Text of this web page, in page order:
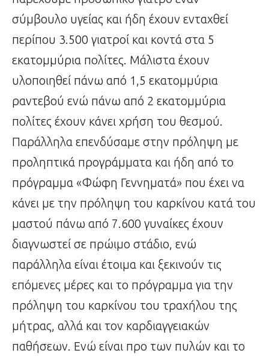
σύμβουλο υγείας και ήδη έχουν ενταχθεί
περίπου 3.500 γιατροί και κοντά στα 5
εκατομμύρια πολίτες. Μάλιστα έχουν
υλοποιηθεί πάνω από 1,5 εκατομμύρια
ραντεβού ενώ πάνω από 2 εκατομμύρια
πολίτες έχουν κάνει χρήση του θεσμού.
Παράλληλα επενδύσαμε στην πρόληψη με
προληπτικά προγράμματα και ήδη από το
πρόγραμμα «Φώφη Γεννηματά» που έχει να
κάνει με την πρόληψη του καρκίνου κατά του
μαστού πάνω από 7.600 γυναίκες έχουν
διαγνωστεί σε πρώιμο στάδιο, ενώ
παράλληλα είναι έτοιμα και ξεκινούν τις
επόμενες μέρες και το πρόγραμμα για την
πρόληψη του καρκίνου του τραχήλου της
μήτρας, αλλά και τον καρδιαγγειακών
παθήσεων. Ενώ είναι προ των πυλών και το